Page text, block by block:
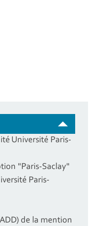
Université Paris-
"Paris-Saclay"
Paris-
de la mention